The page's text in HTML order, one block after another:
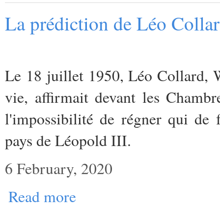
La prédiction de Léo
Le 18 juillet 1950, Léo Collard,
vie, affirmait devant les
l'impossibilité de régner qui de
pays de Léopold III.
6 February, 2020
Read more